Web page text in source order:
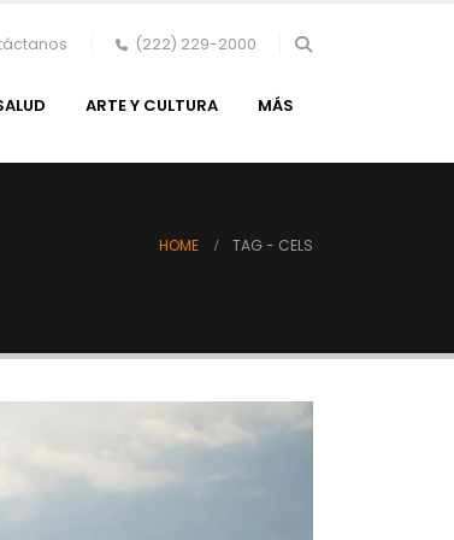
(222) 229-2000
ARTE Y CULTURA MÁS
HOME TAG - CELS